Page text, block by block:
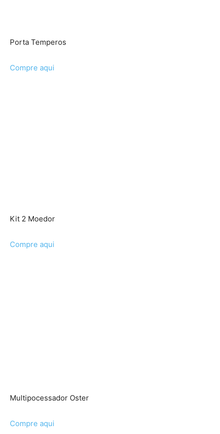
Porta Temperos
Compre aqui
Kit 2 Moedor
Compre aqui
Multipocessador Oster
Compre aqui